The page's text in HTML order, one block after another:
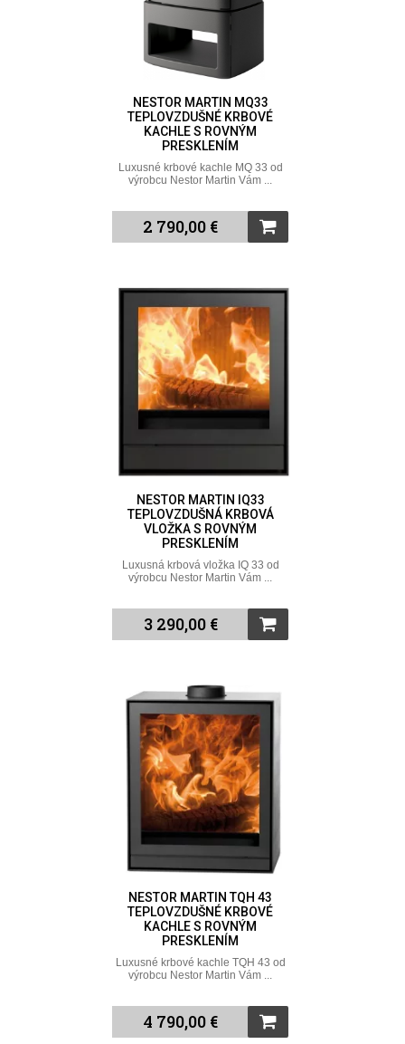
NESTOR MARTIN MQ33
TEPLOVZDUŠNÉ KRBOVÉ
KACHLE S ROVNÝM
PRESKLENÍM
Luxusné krbové kachle MQ 33 od
výrobcu Nestor Martin Vám ...
2 790,00 €
NESTOR MARTIN IQ33
TEPLOVZDUŠNÁ KRBOVÁ
VLOŽKA S ROVNÝM
PRESKLENÍM
Luxusná krbová vložka IQ 33 od
výrobcu Nestor Martin Vám ...
3 290,00 €
NESTOR MARTIN TQH 43
TEPLOVZDUŠNÉ KRBOVÉ
KACHLE S ROVNÝM
PRESKLENÍM
Luxusné krbové kachle TQH 43 od
výrobcu Nestor Martin Vám ...
4 790,00 €